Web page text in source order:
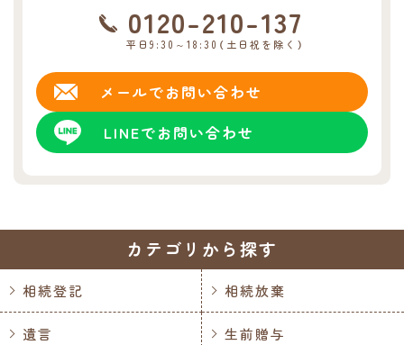
0120-210-137
平日9:30～18:30（土日祝を除く）
メールでお問い合わせ
LINEでお問い合わせ
カテゴリから探す
相続登記 相続放棄
遺言 生前贈与